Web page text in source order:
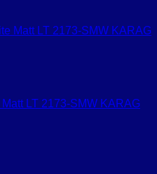
Matt LT 2173-SMW KARAG